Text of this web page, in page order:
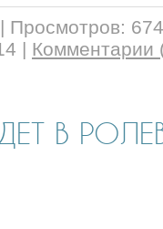
| Просмотров: 674
| Комментарии
В